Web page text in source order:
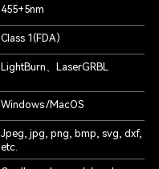
455+5nm
Class 1(FDA)
LightBurn、LaserGRBL
Windows /MacOS
Jpeg, jpg, png, bmp, svg, dxf,
etc.